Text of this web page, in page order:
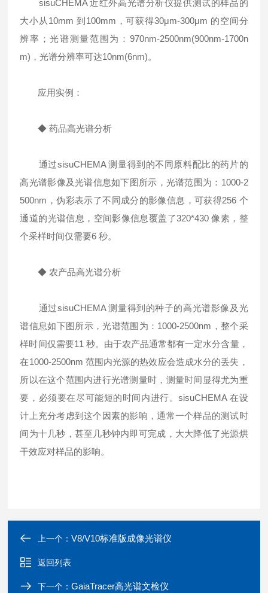
sisuCHEMA 近红外高光谱分析仪提供测试的样品的
大小从10mm 到100mm，可获得30μm-300μm 的空间分
辨率；光谱测量范围为：970nm-2500nm(900nm-1700n
m)，光谱分辨率可达10nm(6nm)。
应用实例：
◆ 药品高光谱分析
通过sisuCHEMA 测量得到的不同原料配比的药片的
高光谱影像及光谱信息如下图所示，光谱范围为：1000-2
500nm，伪彩表示了不同成分的影像信息，可获得256 个
通道的光谱信息，空间影像信息覆盖了320*430 像素，整
个采样时间仅需要6 秒。
◆ 农产品高光谱分析
通过sisuCHEMA 测量得到的种子的高光谱影像及光
谱信息如下图所示，光谱范围为：1000-2500nm，整个采
样时间仅需要11 秒。由于农产品通常都有一定水分含量，
在1000-2500nm 范围内光源的热效应会造成水分的丢失，
所以在这个范围内进行光谱测量时，测量时间显得尤为重
要，必须要在尽可能短的时间内进行。sisuCHEMA 在设
计上充分考虑到这个因素的影响，通常一个样品的测试时
间为十几秒，甚至几秒钟内即可完成，大大降低了光源烘
干效应对样品的影响。
上一个：V8/V10标准版成像光谱仪
返回列表
下一个：GaiaTracer高光谱文检仪